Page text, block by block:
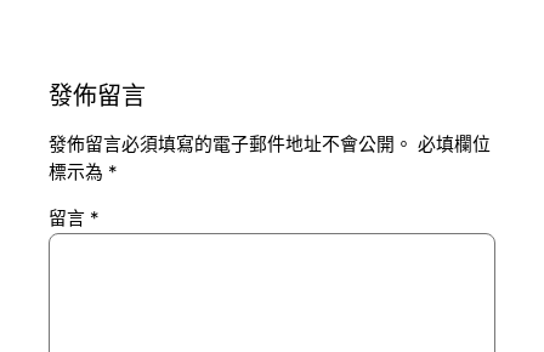
發佈留言
發佈留言必須填寫的電子郵件地址不會公開。 必填欄位
標示為 *
留言 *